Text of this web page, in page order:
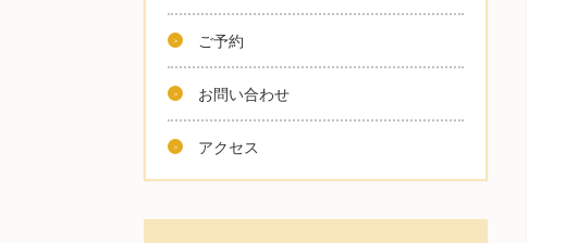
ご予約
お問い合わせ
アクセス